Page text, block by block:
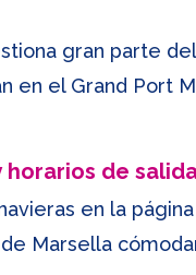
gran parte
en el Grand Port
horarios de
en la
Marsella